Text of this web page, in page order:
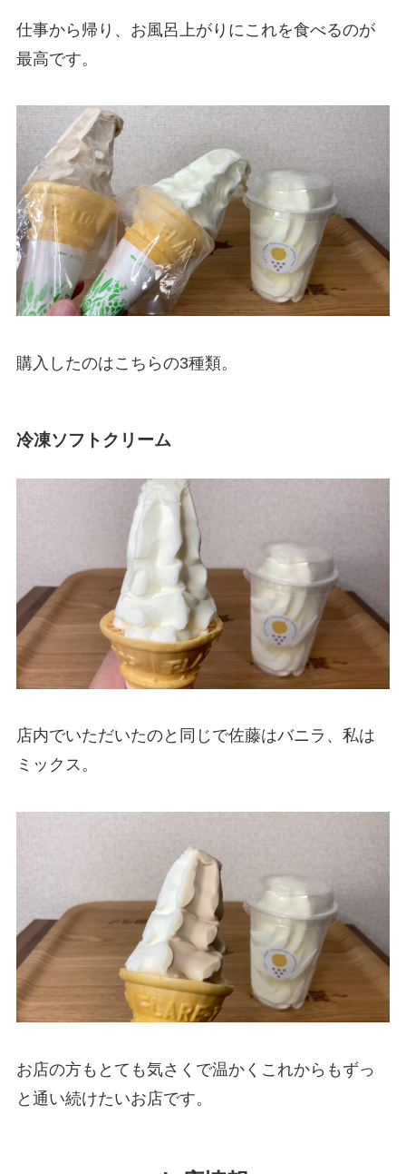
仕事から帰り、お風呂上がりにこれを食べるのが
最高です。
購入したのはこちらの3種類。
冷凍ソフトクリーム
店内でいただいたのと同じで佐藤はバニラ、私は
ミックス。
お店の方もとても気さくで温かくこれからもずっ
と通い続けたいお店です。